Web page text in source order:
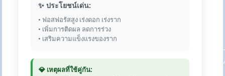
✨ ประโยชน์เด่น:
• ฟอสฟอรัสสูง เร่งดอก เร่งราก
• เพิ่มการติดผล ลดการร่วง
• เสริมความแข็งแรงของราก
💎 เหตุผลที่ใช้คู่กัน: